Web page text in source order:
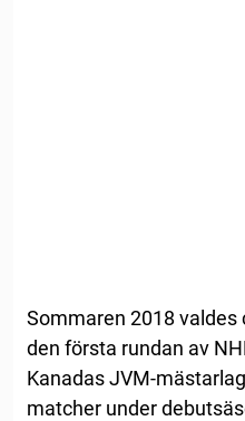
Sommaren 2018 valdes
den första rundan av
Kanadas JVM-
matcher under